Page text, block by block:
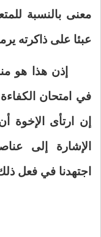
معنى بالنسبة
عبئا على ذاكرته
إذن هذا هو
في امتحان الكفاءة
إن ارتأى
الإشارة إلى
اجتهدنا في فعل